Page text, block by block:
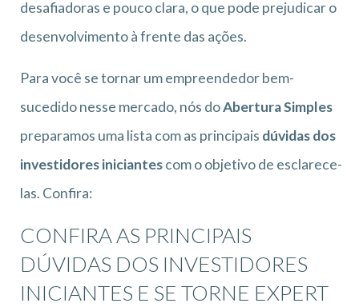
desafiadoras e pouco clara, o que pode prejudicar o
desenvolvimento à frente das ações.
Para você se tornar um empreendedor bem-
sucedido nesse mercado, nós doAbertura Simples
preparamos uma lista com as principais dúvidas dos
investidores iniciantescom o objetivo de esclarece-
las. Confira:
CONFIRA AS PRINCIPAIS
DÚVIDAS DOS INVESTIDORES
INICIANTES E SE TORNE EXPERT